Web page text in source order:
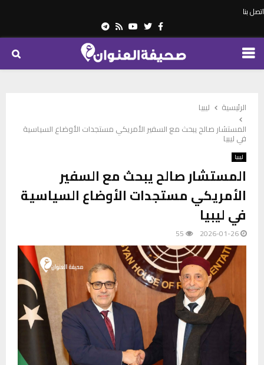
اتصل بنا
Facebook
Twitter
Youtube
Rss
Telegram
PRIMARY
الرئيسية
ليبيا
المستشار صالح يبحث مع السفير الأمريكي مستجدات الأوضاع السياسية
في ليبيا
ليبيا
المستشار صالح يبحث مع السفير
الأمريكي مستجدات الأوضاع السياسية
في ليبيا
2026-01-26
55